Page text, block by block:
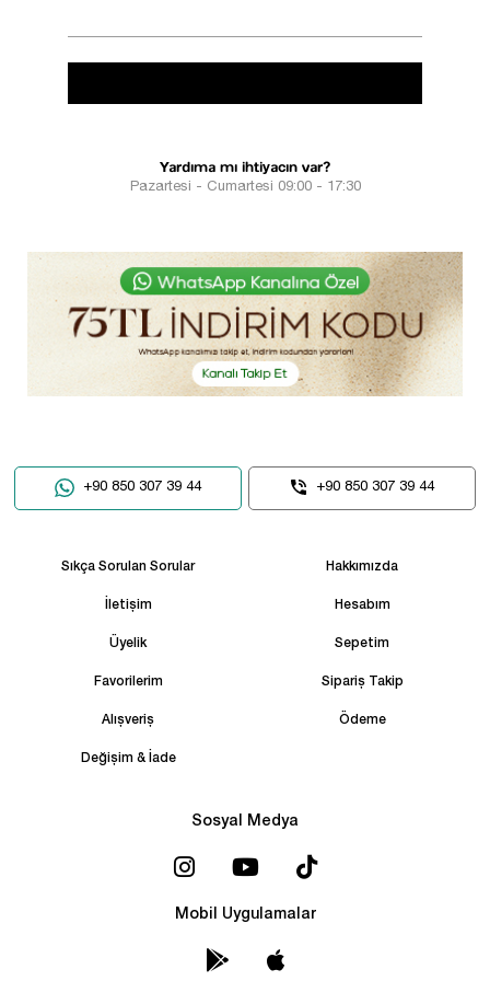
Yardıma mı ihtiyacın var?
Pazartesi - Cumartesi 09:00 - 17:30
+90 850 307 39 44 +90 850 307 39 44
Sıkça Sorulan Sorular Hakkımızda
İletişim Hesabım
Üyelik Sepetim
Favorilerim Sipariş Takip
Alışveriş Ödeme
Değişim & İade
Sosyal Medya
Mobil Uygulamalar